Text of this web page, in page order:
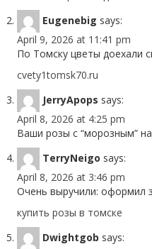
Eugenebig says:
April 9, 2026 at 11:41 pm
По Томску цветы доехали
cvety1tomsk70.ru
JerryApops says:
April 8, 2026 at 4:25 pm
Ваши розы с “морозным”
TerryNeigo says:
April 8, 2026 at 3:46 pm
Очень выручили: оформил
купить розы в томске
Dwightgob says: